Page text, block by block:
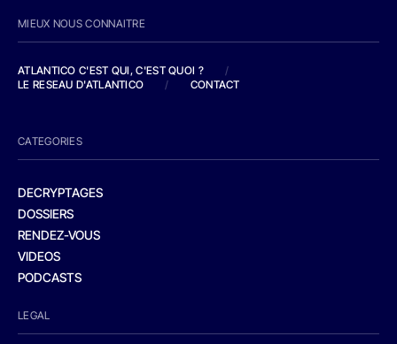
MIEUX NOUS CONNAITRE
ATLANTICO C'EST QUI, C'EST QUOI ?
/
LE RESEAU D'ATLANTICO
/ CONTACT
CATEGORIES
DECRYPTAGES
DOSSIERS
RENDEZ-VOUS
VIDEOS
PODCASTS
LEGAL